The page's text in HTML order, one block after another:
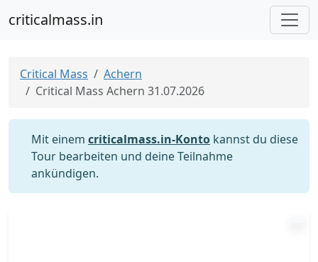
criticalmass.in
Critical Mass
Achern
Critical Mass Achern 31.07.2026
Mit einem criticalmass.in-Konto kannst du diese
Tour bearbeiten und deine Teilnahme
ankündigen.